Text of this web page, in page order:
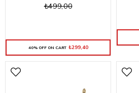
₺499,00
40% OFF ON CART ₺299,40